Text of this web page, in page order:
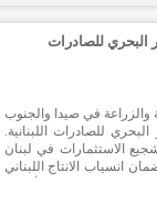
للصادرات
والزراعة في صيدا والجنوب
للصادرات اللبنانية.
الاستثمارات في لبنان
انسياب الانتاج اللبناني